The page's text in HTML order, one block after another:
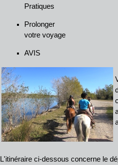
Pratiques
Prolonger
votre voyage
AVIS
L'itinéraire ci-dessous concerne le